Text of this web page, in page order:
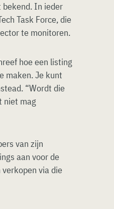
bekend. In ieder
Task Force, die
te monitoren.
hoe een listing
maken. Je kunt
“Wordt die
niet mag
van zijn
aan voor de
via die